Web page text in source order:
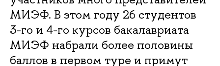
МИЭФ. В этом году 26 студентов
3-го и 4-го курсов бакалавриата
МИЭФ набрали более половины
баллов в первом туре и примут